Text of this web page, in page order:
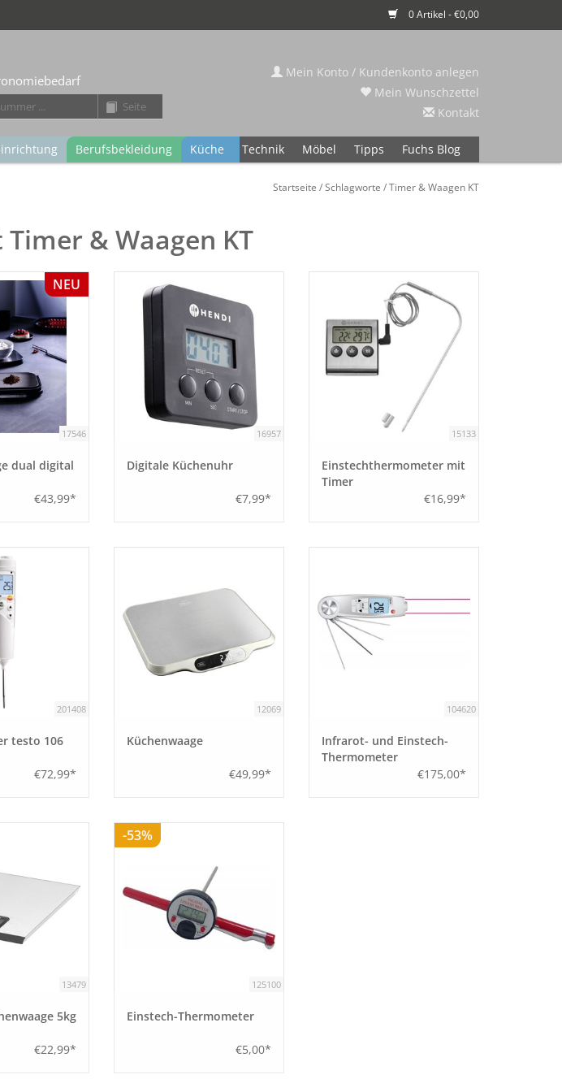
0 Artikel - €0,00
Berufsbekleidung Küche Technik Möbel Tipps Fuchs Blog
Mein Konto / Kundenkonto anlegen
Mein Wunschzettel
Kontakt
Startseite /Schlagworte /Timer & Waagen KT
& Waagen KT
NEU
17546
dual digital
€43,99*
16957
Digitale Küchenuhr
€7,99*
15133
Einstechthermometer mit
Timer
€16,99*
201408
testo 106
€72,99*
12069
Küchenwaage
€49,99*
104620
Infrarot- und Einstech-
Thermometer
€175,00*
13479
5kg
€22,99*
-53%
125100
Einstech-Thermometer
€5,00*